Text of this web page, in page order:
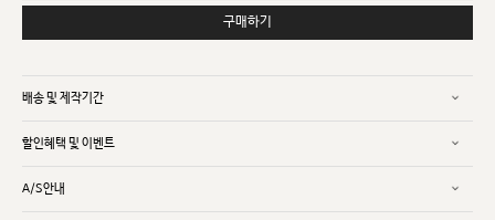
구매하기
배송 및 제작기간
할인혜택 및 이벤트
A/S안내